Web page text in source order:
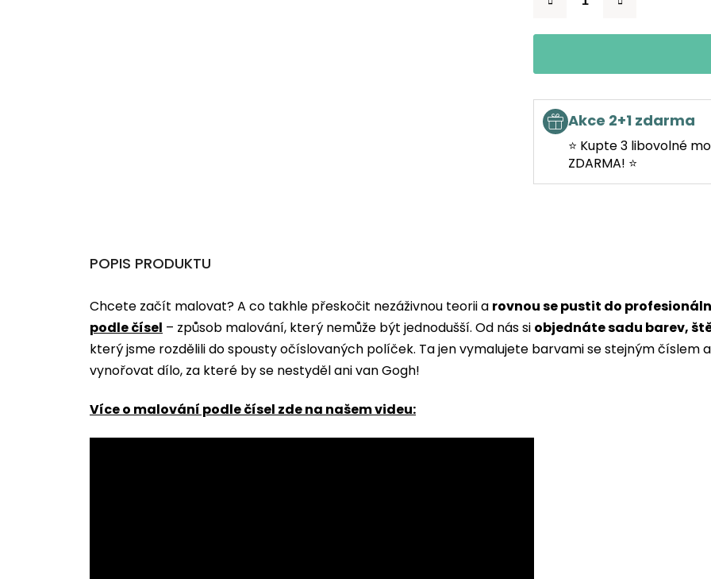
Akce 2+1 zdarma
⭐ Kupte 3 libovolné
ZDARMA! ⭐
POPIS PRODUKTU
Chcete začít malovat? A co takhle přeskočit nezáživnou teorii a rovnou se pustit do
podle čísel ­­– způsob malování, který nemůže být jednodušší. Od nás si objednáte sadu barev,
který jsme rozdělili do spousty očíslovaných políček. Ta jen vymalujete barvami se stejným číslem
vynořovat dílo, za které by se nestyděl ani van Gogh!
Více o malování podle čísel zde na našem videu: